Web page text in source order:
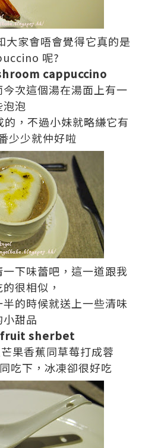
大家會唔會覺得它真的是
呢?
cappuccino
次這個湯在湯面上有一
泡泡
，不過小妹就略縑它有
少少就仲好啦
下味蕾吧，這一道跟我
很相似，
的時候就送上一些清味
小甜品
fruit sherbet
果香蕉同草莓打成蓉
吃下，冰凍卻很好吃